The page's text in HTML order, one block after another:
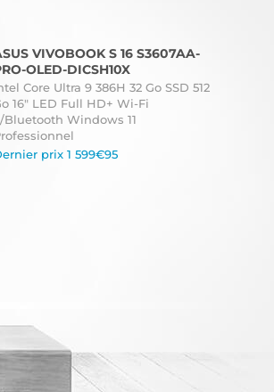
VIVOBOOK S 16 S3607AA-
OLED-DICSH10X
Core Ultra 9 386H 32 Go SSD 512
16" LED Full HD+ Wi-Fi
Bluetooth Windows 11
prix 1 599€95